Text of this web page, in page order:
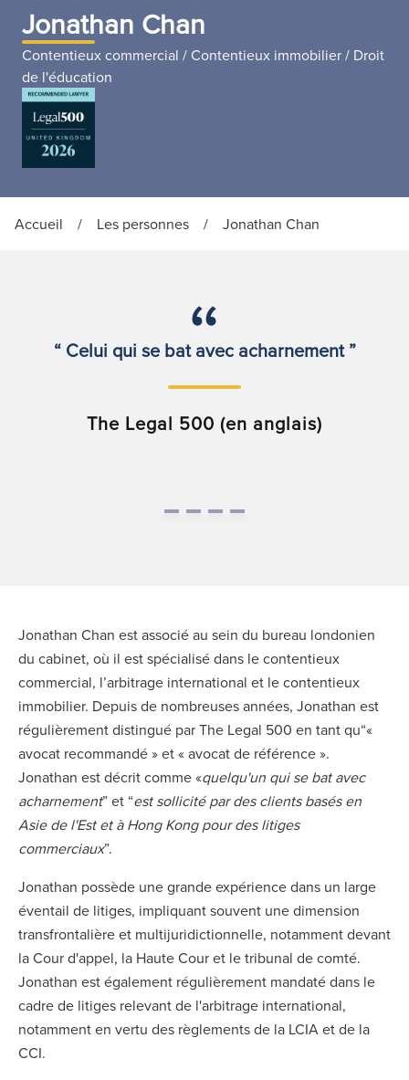
Jonathan Chan
Contentieux commercial / Contentieux immobilier / Droit
de l'éducation
Accueil / Les personnes / Jonathan Chan
“ Celui qui se bat avec acharnement ”
The Legal 500 (en anglais)
Jonathan Chan est associé au sein du bureau londonien
du cabinet, où il est spécialisé dans le contentieux
commercial, l’arbitrage international et le contentieux
immobilier. Depuis de nombreuses années, Jonathan est
régulièrement distingué par The Legal 500 en tant qu“«
avocat recommandé » et « avocat de référence ».
Jonathan est décrit comme «quelqu'un qui se bat avec
acharnement” et “est sollicité par des clients basés en
Asie de l'Est et à Hong Kong pour des litiges
commerciaux”.
Jonathan possède une grande expérience dans un large
éventail de litiges, impliquant souvent une dimension
transfrontalière et multijuridictionnelle, notamment devant
la Cour d'appel, la Haute Cour et le tribunal de comté.
Jonathan est également régulièrement mandaté dans le
cadre de litiges relevant de l'arbitrage international,
notamment en vertu des règlements de la LCIA et de la
CCI.